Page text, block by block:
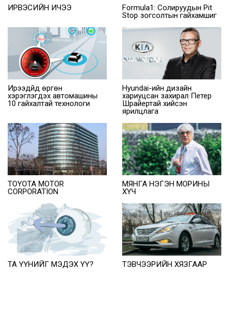
ИРВЭСИЙН ИЧЭЭ
Formula1: Солируудын Pit
Stop зогсолтын гайхамшиг
Ирээдүйд өргөн
хэрэглэгдэх автомашины
10 гайхалтай технологи
Hyundai-ийн дизайн
хариуцсан захирал Петер
Шрайертай хийсэн
ярилцлага
TOYOTA MOTOR
CORPORATION
МЯНГА НЭГЭН МОРИНЫ
ХYЧ
ТА ҮҮНИЙГ МЭДЭХ ҮҮ? ТЭВЧЭЭРИЙН ХЯЗГААР